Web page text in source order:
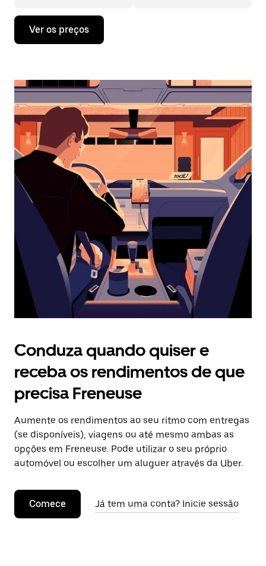
Prima
tecla
interagir
o
calendário
selecionar
uma
data.
Prima
o
botão
o
calendário.
Ver os preços
Conduza quando quiser e
receba os rendimentos de que
precisa Freneuse
Aumente os rendimentos ao seu ritmo com entregas
(se disponíveis), viagens ou até mesmo ambas as
opções em Freneuse. Pode utilizar o seu próprio
automóvel ou escolher um aluguer através da Uber.
Comece Já tem uma conta? Inicie sessão